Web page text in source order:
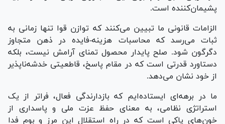
پشیمان‌کننده است.
الزامات قانونی ما تبیین می‌کنند که توازن قوا تنها زمانی به
ثبات می‌رسد که محاسبات هزینه-فایده در ذهن متجاوز
دگرگون شود. صلح پایدار محصول تمنای آرامش نیست، بلکه
دستاورد قدرتی است که در مقام پاسخ، قاطعیتی خدشه‌ناپذیر
از خود نشان می‌دهد.
ما در برهه‌ای ایستاده‌ایم که بازدارندگی فعال، فراتر از یک
استراتژی نظامی، به معنای حفظ عزت ملی و پاسداری از
خون‌های پاکی است که در راه استقلال این مرز و بوم فدا